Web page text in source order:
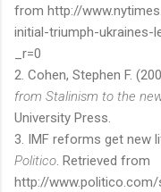
from http://
initial-triumph-ukraines-
_r=0
2. Cohen, Stephen F.
from Stalinism to the
University Press.
3. IMF reforms get new
Politico. Retrieved from
http://